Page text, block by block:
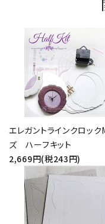
エレガントラインクロック
ズ ハーフキット
2,669円(税243円)